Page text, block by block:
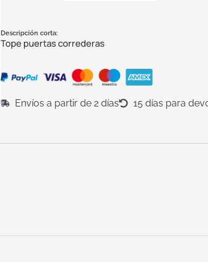
Descripción corta:
Tope puertas correderas
Envíos a partir de 2 días 15 días para